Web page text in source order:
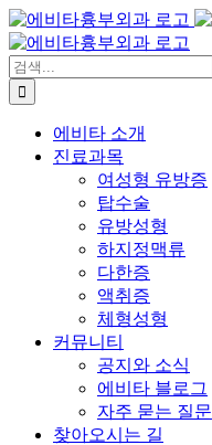
콘
텐
츠
로
건
검
색:
에비타 소개
진료과목
여성형 유방증
탑수술
유방성형
하지정맥류
다한증
액취증
체형성형
커뮤니티
공지와 소식
에비타 블로그
자주 묻는 질문
찾아오시는 길